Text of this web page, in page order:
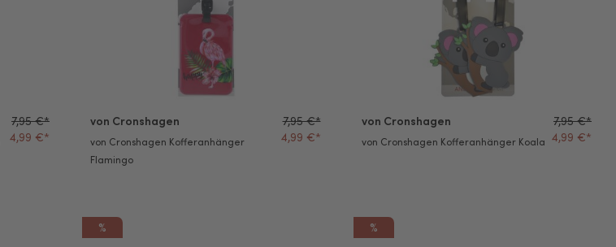
7,95 €*
4,99 €*
von Cronshagen
von Cronshagen Kofferanhänger
Flamingo
7,95 €*
4,99 €*
von Cronshagen
von Cronshagen Kofferanhänger Koala
7,95 €*
4,99 €*
% %